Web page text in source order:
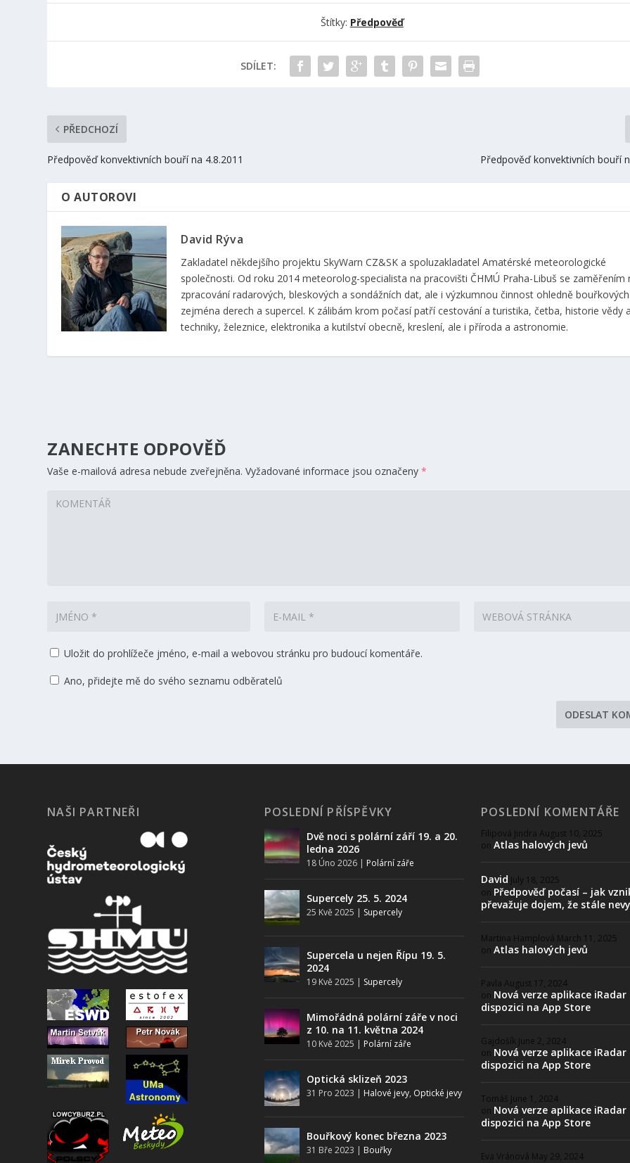
Štítky: Předpověď
SDÍLET:
PŘEDCHOZÍ
Předpověď konvektivních bouří na 4.8.2011 Předpověď konvektivních bouří
O AUTOROVI
David Rýva
Zakladatel někdejšího projektu SkyWarn CZ&SK a spoluzakladatel Amatérské meteorologické
společnosti. Od roku 2014 meteorolog-specialista na pracovišti ČHMÚ Praha-Libuš se zaměřením
zpracování radarových, bleskových a sondážních dat, ale i výzkumnou činnost ohledně
zejména derech a supercel. K zálibám krom počasí patří cestování a turistika, četba, historie vědy a
techniky, železnice, elektronika a kutilství obecně, kreslení, ale i příroda a astronomie.
ZANECHTE ODPOVĚĎ
Vaše e-mailová adresa nebude zveřejněna. Vyžadované informace jsou označeny*
Uložit do prohlížeče jméno, e-mail a webovou stránku pro budoucí komentáře.
Ano, přidejte mě do svého seznamu odběratelů
NAŠI PARTNEŘI POSLEDNÍ PŘÍSPĚVKY
Dvě noci s polární září 19. a 20.
ledna 2026
18 Úno 2026| Polární záře
Supercely 25. 5. 2024
25 Kvě 2025 | Supercely
Supercela u nejen Řípu 19. 5.
2024
19 Kvě 2025 | Supercely
Mimořádná polární záře v noci
z 10. na 11. května 2024
10 Kvě 2025 | Polární záře
Optická sklizeň 2023
31 Pro 2023 | Halové jevy, Optické jevy
Bouřkový konec března 2023
31 Bře 2023 | Bouřky
POSLEDNÍ KOMENTÁŘE
Filipová Jindra August 10, 2025
on Atlas halových jevů
David July 18, 2025
on Předpověď počasí – jak
převažuje dojem, že stále
Martina Hamplová March 11, 2025
on Atlas halových jevů
Pavla August 17, 2024
on Nová verze aplikace iRadar
dispozici na App Store
Gajdošík June 2, 2024
on Nová verze aplikace iRadar
dispozici na App Store
Tomáš
June 1, 2024
on Nová verze aplikace iRadar
dispozici na App Store
Eva Vránová May 29, 2024